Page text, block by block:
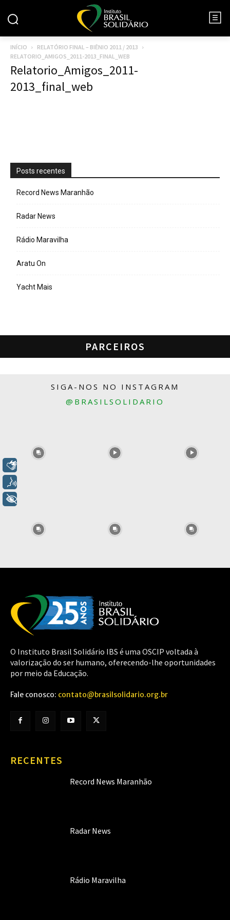
INÍCIO
RELATÓRIO FINAL – BIÊNIO 2011 / 2013
RELATORIO_AMIGOS_2011-2013_FINAL_WEB
Relatorio_Amigos_2011-
2013_final_web
Posts recentes
Record News Maranhão
Radar News
Rádio Maravilha
Aratu On
Yacht Mais
PARCEIROS
SIGA-NOS NO INSTAGRAM
@BRASILSOLIDARIO
O Instituto Brasil Solidário IBS é uma OSCIP voltada à
valorização do ser humano, oferecendo-lhe oportunidades
por meio da Educação.
Fale conosco: contato@brasilsolidario.org.br
RECENTES
Record News Maranhão
Radar News
Rádio Maravilha